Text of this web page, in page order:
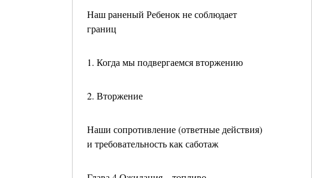
Наш раненый Ребенок не соблюдает
границ
1. Когда мы подвергаемся вторжению
2. Вторжение
Наши сопротивление (ответные действия)
и требовательность как саботаж